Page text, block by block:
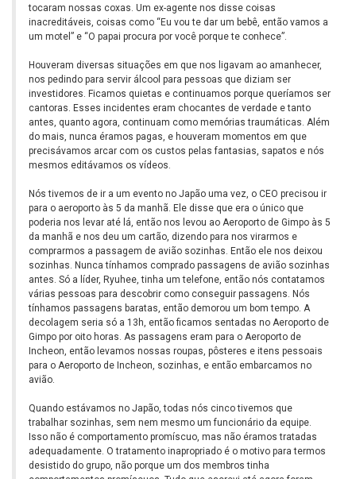
tocaram nossas coxas. Um ex-agente nos disse coisas
inacreditáveis, coisas como “Eu vou te dar um bebê, então vamos a
um motel” e “O papai procura por você porque te conhece”.
Houveram diversas situações em que nos ligavam ao amanhecer,
nos pedindo para servir álcool para pessoas que diziam ser
investidores. Ficamos quietas e continuamos porque queríamos ser
cantoras. Esses incidentes eram chocantes de verdade e tanto
antes, quanto agora, continuam como memórias traumáticas. Além
do mais, nunca éramos pagas, e houveram momentos em que
precisávamos arcar com os custos pelas fantasias, sapatos e nós
mesmos editávamos os vídeos.
Nós tivemos de ir a um evento no Japão uma vez, o CEO precisou ir
para o aeroporto às 5 da manhã. Ele disse que era o único que
poderia nos levar até lá, então nos levou ao Aeroporto de Gimpo às 5
da manhã e nos deu um cartão, dizendo para nos virarmos e
comprarmos a passagem de avião sozinhas. Então ele nos deixou
sozinhas. Nunca tínhamos comprado passagens de avião sozinhas
antes. Só a líder, Ryuhee, tinha um telefone, então nós contatamos
várias pessoas para descobrir como conseguir passagens. Nós
tínhamos passagens baratas, então demorou um bom tempo. A
decolagem seria só a 13h, então ficamos sentadas no Aeroporto de
Gimpo por oito horas. As passagens eram para o Aeroporto de
Incheon, então levamos nossas roupas, pôsteres e itens pessoais
para o Aeroporto de Incheon, sozinhas, e então embarcamos no
avião.
Quando estávamos no Japão, todas nós cinco tivemos que
trabalhar sozinhas, sem nem mesmo um funcionário da equipe.
Isso não é comportamento promíscuo, mas não éramos tratadas
adequadamente. O tratamento inapropriado é o motivo para termos
desistido do grupo, não porque um dos membros tinha